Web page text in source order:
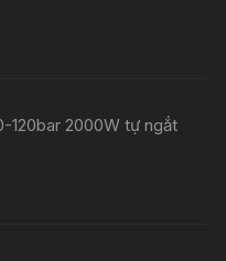
120bar 2000W tự ngắt